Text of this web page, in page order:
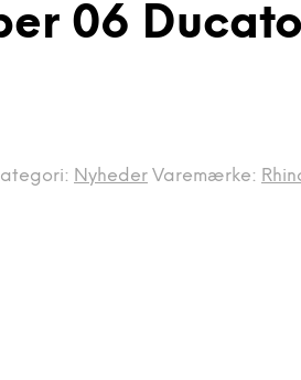
06
Nyheder Varemærke: